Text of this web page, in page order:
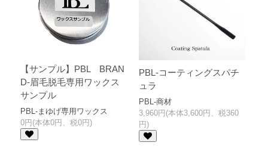
【サンプル】PBL BRAN
D-眉毛脱毛専用ワックス
サンプル
PBL-まゆげ専用ワックス
0円(本体0円、税0円)
PBL-コーティングスパチ
ュラ
PBL-商材
3,960円(本体3,600円、税360
円)